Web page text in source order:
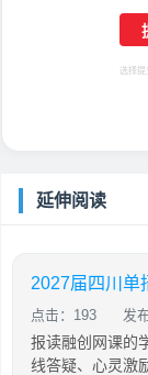
选择提
延伸阅读
点击：193 发
报读融创网课的
线答疑、心灵激